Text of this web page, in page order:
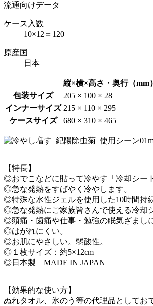
流通向けデータ
ケース入数
10×12＝120
原産国
日本
縦×横×高さ・奥行（mm）
包装サイズ
205 × 100 × 28
インナーサイズ 215 × 110 × 295
ケースサイズ
680 × 310 × 465
【特長】
◎おでこなどに貼って冷やす「冷却シー
◎急な発熱をすばやく冷やします。
◎特殊な水性ジェルを使用した10時間持
◎急な発熱にご家族皆さんで使える冷却
◎頭痛・歯痛や仕事・勉強の眠気ざまし
◎はがれにくい。
◎お肌にやさしい。弱酸性。
◎１枚サイズ：約5×12cm
◎日本製 MADE IN JAPAN
【効果的な使い方】
ぬれタオル、氷のう等の代理品としてお